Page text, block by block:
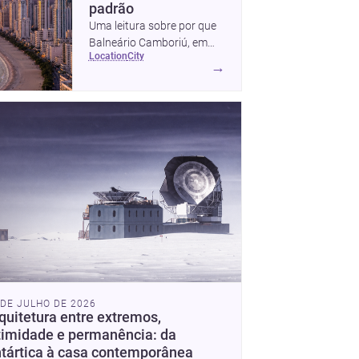
padrão
Uma leitura sobre por que
Balneário Camboriú, em
Santa Catarina, virou
arquitetônicos, com dados,
location city
→
JULHO DE 2026
entre extremos,
e permanência: da
à casa contemporânea